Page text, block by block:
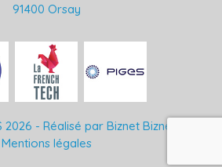
91400 Orsay
2026 - Réalisé par Biznet Biznet
Mentions légales